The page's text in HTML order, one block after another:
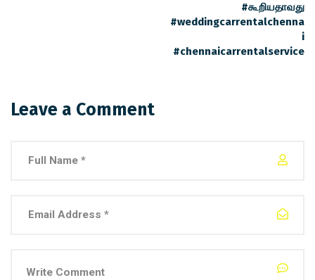
#கூறியதாவது
#weddingcarrentalchenna
i
#chennaicarrentalservice
Leave a Comment